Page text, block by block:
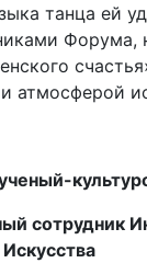
танца ей
Форума,
и атмосферой
сотрудник